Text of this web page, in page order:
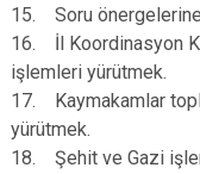
15. Soru
16. İl Koordinasyon
işlemleri yürütmek.
17. Kaymakamlar
yürütmek.
18. Şehit ve Gazi